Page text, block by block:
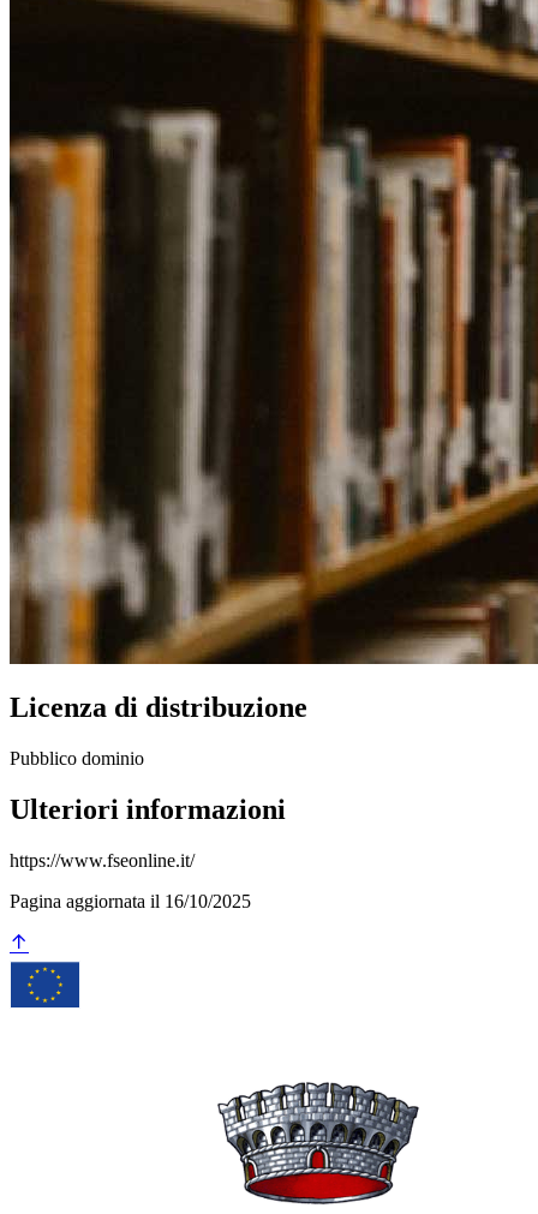
Licenza di distribuzione
Pubblico dominio
Ulteriori informazioni
https://www.fseonline.it/
Pagina aggiornata il 16/10/2025